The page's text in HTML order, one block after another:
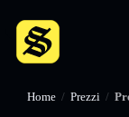
Home / Prezzi /